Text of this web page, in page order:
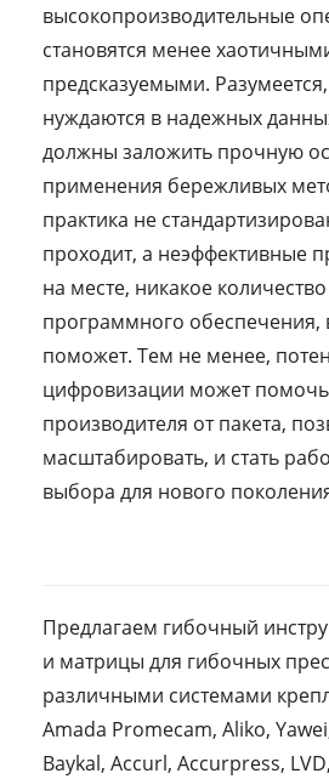
высокопроизводительные
становятся менее
предсказуемыми.
нуждаются в надежных
должны заложить прочную
применения бережливых
практика не
проходит, а неэффективные
на месте, никакое
программного обеспечения,
поможет. Тем не менее,
цифровизации может помочь
производителя от пакета,
масштабировать, и стать
выбора для нового
Предлагаем гибочный
и матрицы для гибочных
различными системами
Amada Promecam, Aliko,
Baykal, Accurl, Accurpress,